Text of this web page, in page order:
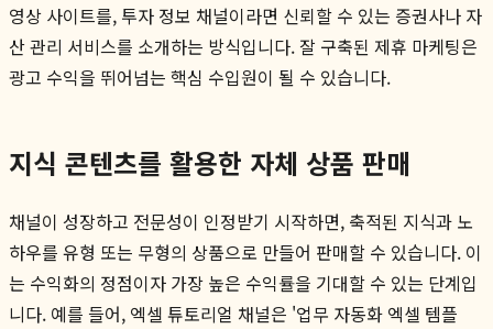
영상 사이트를, 투자 정보 채널이라면 신뢰할 수 있는 증권사나 자
산 관리 서비스를 소개하는 방식입니다. 잘 구축된 제휴 마케팅은
광고 수익을 뛰어넘는 핵심 수입원이 될 수 있습니다.
지식 콘텐츠를 활용한 자체 상품 판매
채널이 성장하고 전문성이 인정받기 시작하면, 축적된 지식과 노
하우를 유형 또는 무형의 상품으로 만들어 판매할 수 있습니다. 이
는 수익화의 정점이자 가장 높은 수익률을 기대할 수 있는 단계입
니다. 예를 들어, 엑셀 튜토리얼 채널은 '업무 자동화 엑셀 템플